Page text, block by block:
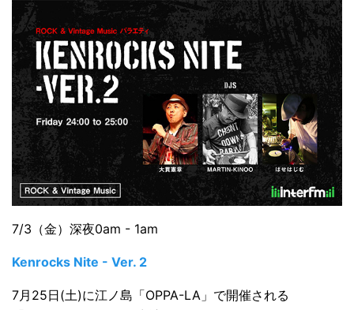
7/3（金）深夜0am - 1am
Kenrocks Nite - Ver. 2
7月25日(土)に江ノ島「OPPA-LA」で開催される